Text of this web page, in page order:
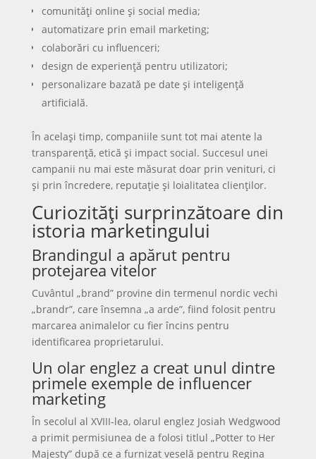
comunități online și social media;
automatizare prin email marketing;
colaborări cu influenceri;
design de experiență pentru utilizatori;
personalizare bazată pe date și inteligență
artificială.
În același timp, companiile sunt tot mai atente la
transparență, etică și impact social. Succesul unei
campanii nu mai este măsurat doar prin venituri, ci
și prin încredere, reputație și loialitatea clienților.
Curiozități surprinzătoare din
istoria marketingului
Brandingul a apărut pentru
protejarea vitelor
Cuvântul „brand” provine din termenul nordic vechi
„brandr”, care însemna „a arde”, fiind folosit pentru
marcarea animalelor cu fier încins pentru
identificarea proprietarului.
Un olar englez a creat unul dintre
primele exemple de influencer
marketing
În secolul al XVIII-lea, olarul englez Josiah Wedgwood
a primit permisiunea de a folosi titlul „Potter to Her
Majesty” după ce a furnizat veselă pentru Regina